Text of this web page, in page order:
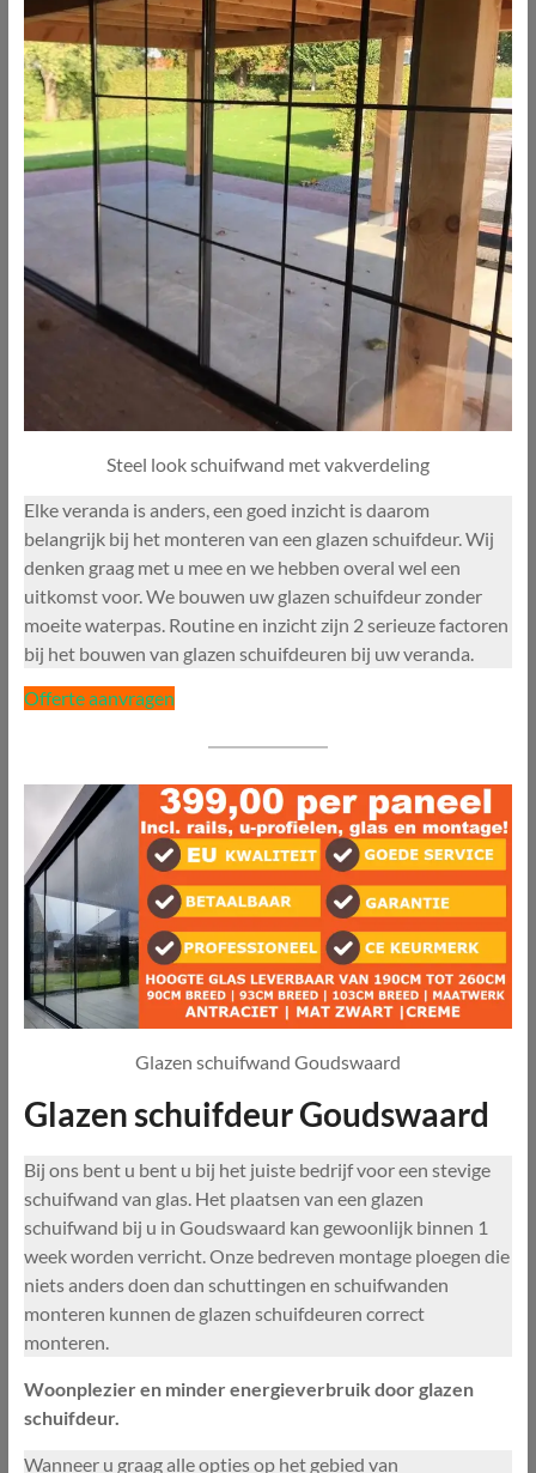
Steel look schuifwand met vakverdeling
Elke veranda is anders, een goed inzicht is daarom
belangrijk bij het monteren van een glazen schuifdeur. Wij
denken graag met u mee en we hebben overal wel een
uitkomst voor. We bouwen uw glazen schuifdeur zonder
moeite waterpas. Routine en inzicht zijn 2 serieuze factoren
bij het bouwen van glazen schuifdeuren bij uw veranda.
Offerte aanvragen
Glazen schuifwand Goudswaard
Glazen schuifdeur Goudswaard
Bij ons bent u bent u bij het juiste bedrijf voor een stevige
schuifwand van glas. Het plaatsen van een glazen
schuifwand bij u in Goudswaard kan gewoonlijk binnen 1
week worden verricht. Onze bedreven montage ploegen die
niets anders doen dan schuttingen en schuifwanden
monteren kunnen de glazen schuifdeuren correct
monteren.
Woonplezier en minder energieverbruik door glazen
schuifdeur.
Wanneer u graag alle opties op het gebied van